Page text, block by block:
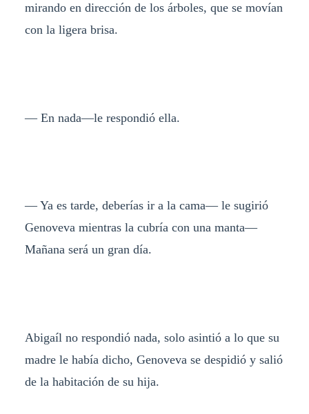
mirando en dirección de los árboles, que se movían
con la ligera brisa.
— En nada—le respondió ella.
— Ya es tarde, deberías ir a la cama— le sugirió
Genoveva mientras la cubría con una manta—
Mañana será un gran día.
Abigaíl no respondió nada, solo asintió a lo que su
madre le había dicho, Genoveva se despidió y salió
de la habitación de su hija.